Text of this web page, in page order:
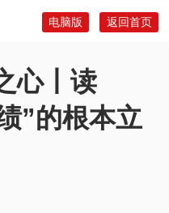
返回首页
电脑版
心丨读
”的根本立